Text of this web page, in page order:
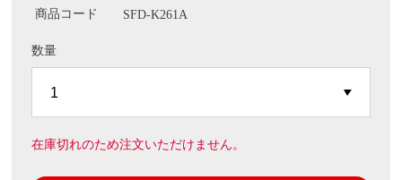
商品コード SFD-K261A
数量
在庫切れのため注文いただけません。